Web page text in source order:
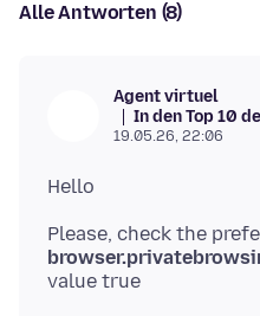
Alle Antworten (8)
Agent virtuel
In den Top 10
19.05.26, 22:06
Please, check the